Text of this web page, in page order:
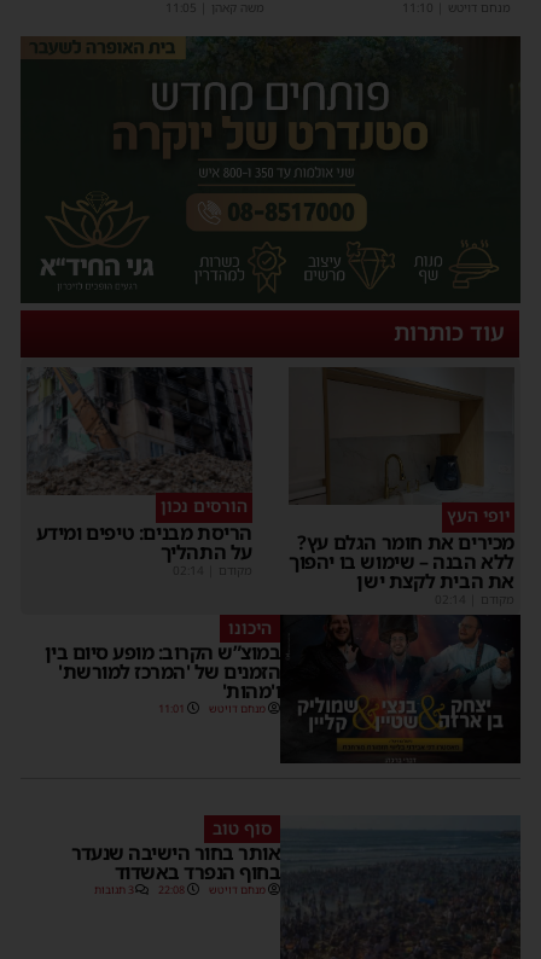
מנחם דויטש 11:10 משה קאהן 11:05
עוד כותרות
יופי העץ
מכירים את חומר הגלם עץ?
ללא הבנה – שימוש בו יהפוך
את הבית לקצת ישן
מקודם
הורסים נכון
הריסת מבנים: טיפים ומידע
על התהליך
מקודם
היכונו
במוצ”ש הקרוב: מופע סיום בין
הזמנים של 'המרכז למורשת'
ו'מהות'
מנחם דויטש 11:01
סוף טוב
אותר בחור הישיבה שנעדר
בחוף הנפרד באשדוד
מנחם דויטש 22:08 3 תגובות